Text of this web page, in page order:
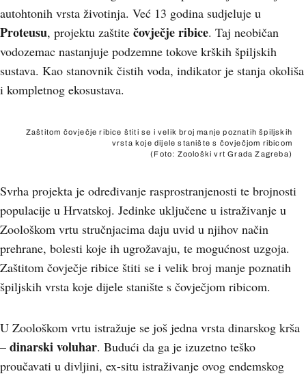
autohtonih vrsta životinja. Već 13 godina sudjeluje u
Proteusu, projektu zaštite čovječje ribice. Taj neobičan
vodozemac nastanjuje podzemne tokove krških špiljskih
sustava. Kao stanovnik čistih voda, indikator je stanja okoliša
i kompletnog ekosustava.
Zaštitom čovječje ribice štiti se i velik broj manje poznatih špiljskih
vrsta koje dijele stanište s čovječjom ribicom
(Foto: Zoološki vrt Grada Zagreba)
Svrha projekta je određivanje rasprostranjenosti te brojnosti
populacije u Hrvatskoj. Jedinke uključene u istraživanje u
Zoološkom vrtu stručnjacima daju uvid u njihov način
prehrane, bolesti koje ih ugrožavaju, te mogućnost uzgoja.
Zaštitom čovječje ribice štiti se i velik broj manje poznatih
špiljskih vrsta koje dijele stanište s čovječjom ribicom.
U Zoološkom vrtu istražuje se još jedna vrsta dinarskog krša
– dinarski voluhar. Budući da ga je izuzetno teško
proučavati u divljini, ex-situ istraživanje ovog endemskog